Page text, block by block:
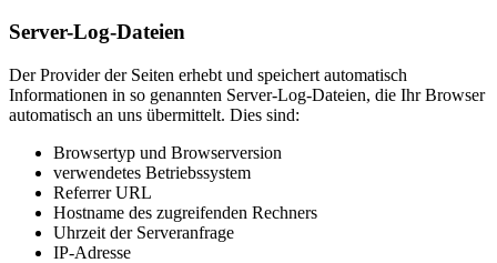
Server-Log-Dateien
Der Provider der Seiten erhebt und speichert automatisch
Informationen in so genannten Server-Log-Dateien, die Ihr Browser
automatisch an uns übermittelt. Dies sind:
Browsertyp und Browserversion
verwendetes Betriebssystem
Referrer URL
Hostname des zugreifenden Rechners
Uhrzeit der Serveranfrage
IP-Adresse